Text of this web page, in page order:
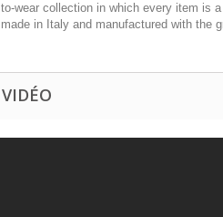
to-wear collection in which every item is
made in Italy and manufactured with the
VIDÉO